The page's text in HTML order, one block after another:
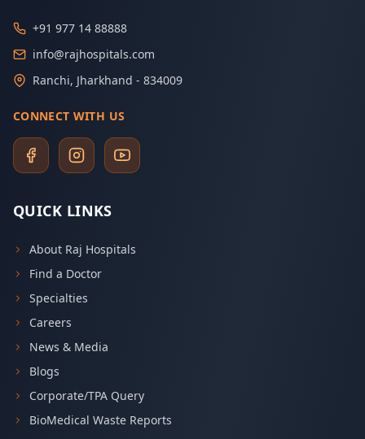
+91 977 14 88888
info@rajhospitals.com
Ranchi, Jharkhand - 834009
CONNECT WITH US
QUICK LINKS
About Raj Hospitals
Find a Doctor
Specialties
Careers
News & Media
Blogs
Corporate/TPA Query
BioMedical Waste Reports